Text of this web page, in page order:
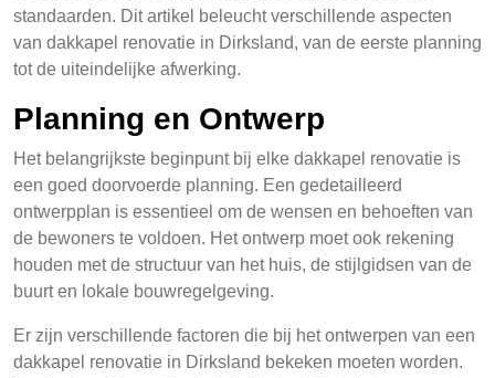
standaarden. Dit artikel beleucht verschillende aspecten
van dakkapel renovatie in Dirksland, van de eerste planning
tot de uiteindelijke afwerking.
Planning en Ontwerp
Het belangrijkste beginpunt bij elke dakkapel renovatie is
een goed doorvoerde planning. Een gedetailleerd
ontwerpplan is essentieel om de wensen en behoeften van
de bewoners te voldoen. Het ontwerp moet ook rekening
houden met de structuur van het huis, de stijlgidsen van de
buurt en lokale bouwregelgeving.
Er zijn verschillende factoren die bij het ontwerpen van een
dakkapel renovatie in Dirksland bekeken moeten worden.